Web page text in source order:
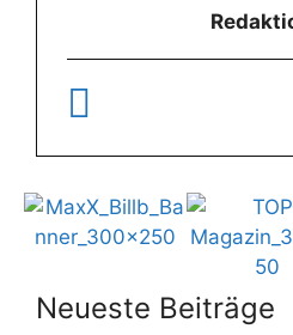
Neueste Beiträge